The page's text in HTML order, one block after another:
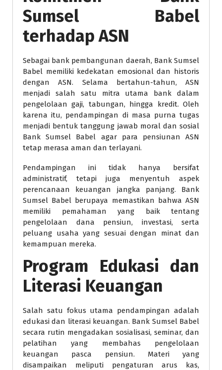
Sumsel Babel
terhadap ASN
Sebagai bank pembangunan daerah, Bank Sumsel
Babel memiliki kedekatan emosional dan historis
dengan ASN. Selama bertahun-tahun, ASN
menjadi salah satu mitra utama bank dalam
pengelolaan gaji, tabungan, hingga kredit. Oleh
karena itu, pendampingan di masa purna tugas
menjadi bentuk tanggung jawab moral dan sosial
Bank Sumsel Babel agar para pensiunan ASN
tetap merasa aman dan terlayani.
Pendampingan ini tidak hanya bersifat
administratif, tetapi juga menyentuh aspek
perencanaan keuangan jangka panjang. Bank
Sumsel Babel berupaya memastikan bahwa ASN
memiliki pemahaman yang baik tentang
pengelolaan dana pensiun, investasi, serta
peluang usaha yang sesuai dengan minat dan
kemampuan mereka.
Program Edukasi dan
Literasi Keuangan
Salah satu fokus utama pendampingan adalah
edukasi dan literasi keuangan. Bank Sumsel Babel
secara rutin mengadakan sosialisasi, seminar, dan
pelatihan yang membahas pengelolaan
keuangan pasca pensiun. Materi yang
disampaikan meliputi pengaturan arus kas,